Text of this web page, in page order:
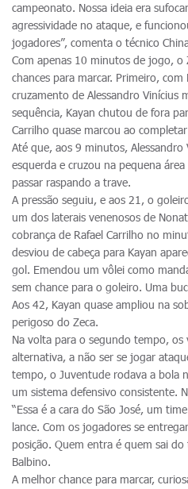
campeonato. Nossa ideia era
agressividade no ataque, e
jogadores”, comenta o técnico
Com apenas 10 minutos de jogo, o
chances para marcar. Primeiro,
cruzamento de Alessandro Vinícius
sequência, Kayan chutou de fora
Carrilho quase marcou ao
Até que, aos 9 minutos,
esquerda e cruzou na pequena
passar raspando a trave.
A pressão seguiu, e aos 21, o
um dos laterais venenosos de
cobrança de Rafael Carrilho no
desviou de cabeça para Kayan
gol. Emendou um vôlei como
sem chance para o goleiro. Uma
Aos 42, Kayan quase ampliou na
perigoso do Zeca.
Na volta para o segundo tempo, os
alternativa, a não ser se jogar
tempo, o Juventude rodava a bola
um sistema defensivo consistente.
“Essa é a cara do São José, um
lance. Com os jogadores se
posição. Quem entra é quem sai
Balbino.
A melhor chance para marcar,